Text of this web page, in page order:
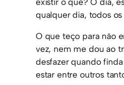
qualquer dia, todos os
O que teço para não
vez, nem me dou ao
desfazer quando
estar entre outros